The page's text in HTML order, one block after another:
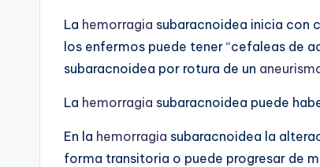
La hemorragia subaracnoidea inicia con
los enfermos puede tener “cefaleas de
subaracnoidea por rotura de un
La hemorragia subaracnoidea puede
En la hemorragia subaracnoidea la
forma transitoria o puede progresar de